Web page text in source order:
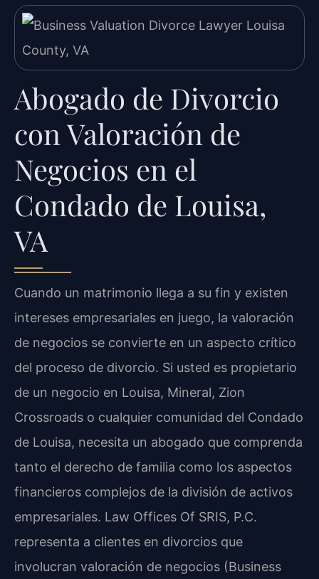
Abogado de Divorcio
con Valoración de
Negocios en el
Condado de Louisa,
VA
Cuando un matrimonio llega a su fin y existen
intereses empresariales en juego, la valoración
de negocios se convierte en un aspecto crítico
del proceso de divorcio. Si usted es propietario
de un negocio en Louisa, Mineral, Zion
Crossroads o cualquier comunidad del Condado
de Louisa, necesita un abogado que comprenda
tanto el derecho de familia como los aspectos
financieros complejos de la división de activos
empresariales. Law Offices Of SRIS, P.C.
representa a clientes en divorcios que
involucran valoración de negocios (Business